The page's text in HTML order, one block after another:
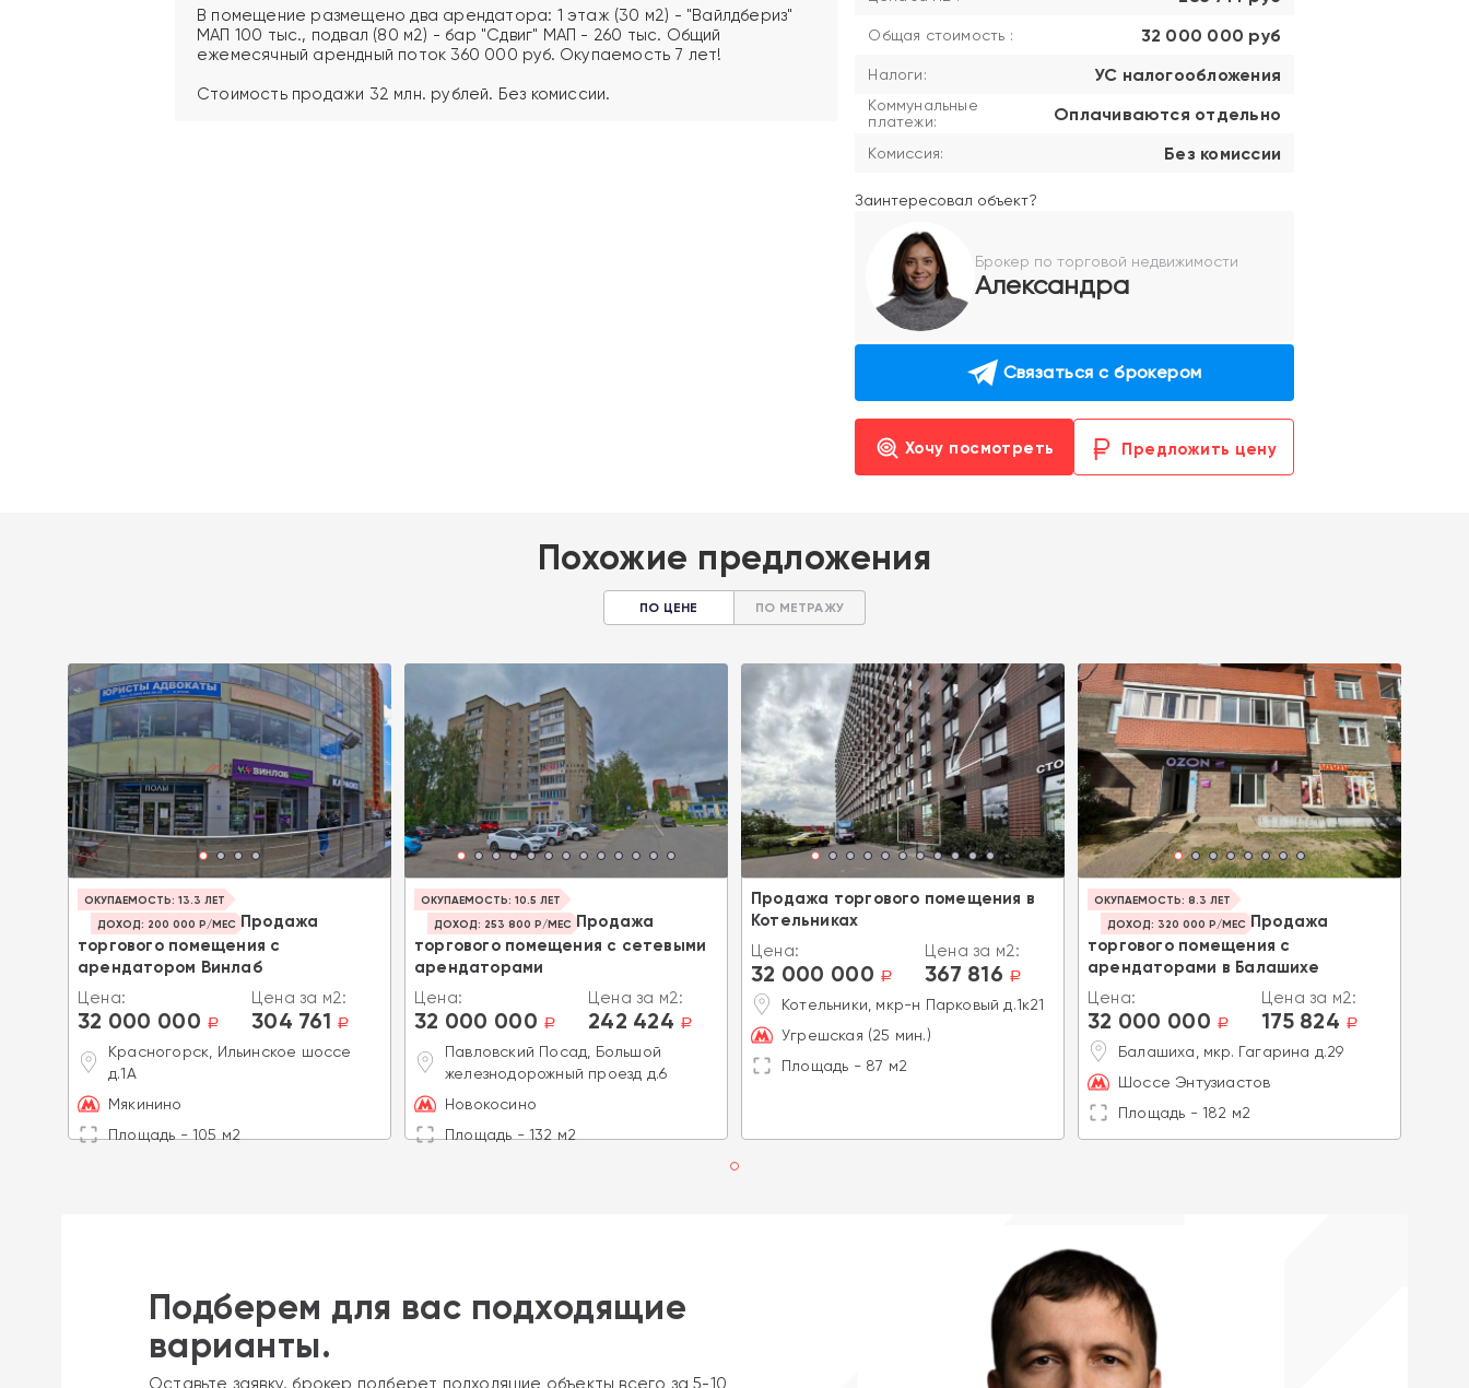
В помещение размещено два арендатора: 1 этаж (30 м2) - "Вайлдбериз"
МАП 100 тыс., подвал (80 м2) - бар "Сдвиг" МАП - 260 тыс. Общий
ежемесячный арендный поток 360 000 руб. Окупаемость 7 лет!
Стоимость продажи 32 млн. рублей. Без комиссии.
Общая стоимость : 32 000 000 руб
Налоги: УС налогообложения
Коммунальные
платежи:
Оплачиваются отдельно
Комиссия: Без комиссии
Заинтересовал объект?
Брокер по торговой недвижимости
Александра
Связаться с брокером
Хочу посмотреть Предложить цену
Похожие предложения
ПО ЦЕНЕ ПО МЕТРАЖУ
ОКУПАЕМОСТЬ: 13.3 ЛЕТ
ДОХОД: 200 000 Р/МЕС Продажа
торгового помещения с
арендатором Винлаб
Цена:
32 000 000 a
Цена за м2:
304 761 a
Красногорск, Ильинское шоссе
д.1А
Мякинино
Площадь - 105 м2
ОКУПАЕМОСТЬ: 10.5 ЛЕТ
ДОХОД: 253 800 Р/МЕС Продажа
торгового помещения с сетевыми
арендаторами
Цена:
32 000 000 a
Цена за м2:
242 424 a
Павловский Посад, Большой
железнодорожный проезд д.6
Новокосино
Площадь - 132 м2
Продажа торгового помещения в
Котельниках
Цена:
32 000 000 a
Цена за м2:
367 816 a
Котельники, мкр-н Парковый д.1к21
Угрешская (25 мин.)
Площадь - 87 м2
ОКУПАЕМОСТЬ: 8.3 ЛЕТ
ДОХОД: 320 000 Р/МЕС Продажа
торгового помещения с
арендаторами в Балашихе
Цена:
32 000 000 a
Цена за м2:
175 824 a
Балашиха, мкр. Гагарина д.29
Шоссе Энтузиастов
Площадь - 182 м2
Подберем для вас подходящие
варианты.
Оставьте заявку, брокер подберет подходящие объекты всего за 5-10